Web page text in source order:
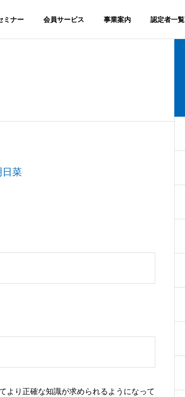
ミナー 会員サービス 事業案内 認定者一覧
が必
菜
より正確な知識が求められるようになって